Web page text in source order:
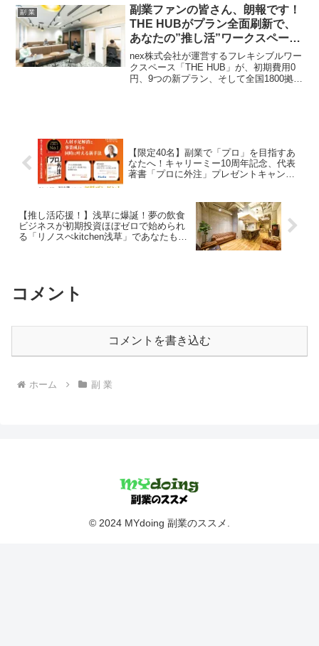
カード5,000円分がもれなく手に入りま
す。これで副業のスタートダッシュがも
っと楽しくなるはず！
副 業
副業ファンの皆さん、朗報です！
THE HUBがプラン全面刷新で、
あなたの”推し活”ワークスペース
がさらに進化！初期費用0円＆全
国1800拠点でどこでも働ける新
時代へ！
nex株式会社が運営するフレキシブルワー
クスペース「THE HUB」が、初期費用0
円、9つの新プラン、そして全国1800拠点
【限定40名】副業で「プロ」を目指すあ
なたへ！キャリーミー10周年記念、代表
著書「プロに外注」プレゼントキャンペ
【推し活応援！】浅草に爆誕！夢の飲食
ビジネスが初期投資ほぼゼロで始められ
る「リノスぺkitchen浅草」であなたも推
コメント
コメントを書き込む
ホーム 副 業
© 2024 MYdoing 副業のススメ.